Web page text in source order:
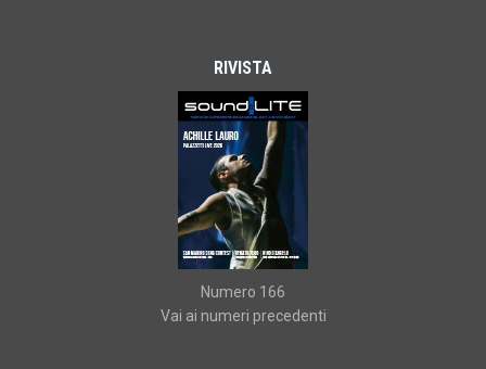
RIVISTA
Numero 166
Vai ai numeri precedenti